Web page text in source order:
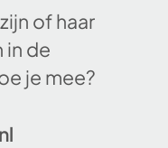
of haar
in de
je mee?